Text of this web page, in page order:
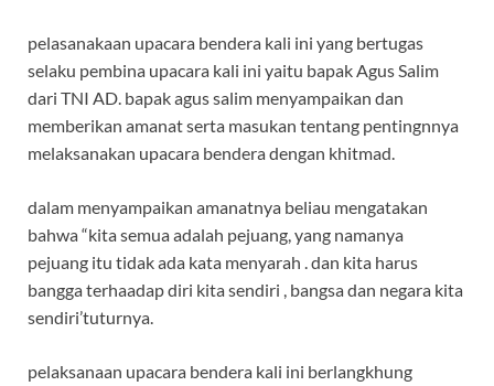
pelasanakaan upacara bendera kali ini yang bertugas
selaku pembina upacara kali ini yaitu bapak Agus Salim
dari TNI AD. bapak agus salim menyampaikan dan
memberikan amanat serta masukan tentang pentingnnya
melaksanakan upacara bendera dengan khitmad.
dalam menyampaikan amanatnya beliau mengatakan
bahwa “kita semua adalah pejuang, yang namanya
pejuang itu tidak ada kata menyarah . dan kita harus
bangga terhaadap diri kita sendiri , bangsa dan negara kita
sendiri’tuturnya.
pelaksanaan upacara bendera kali ini berlangkhung